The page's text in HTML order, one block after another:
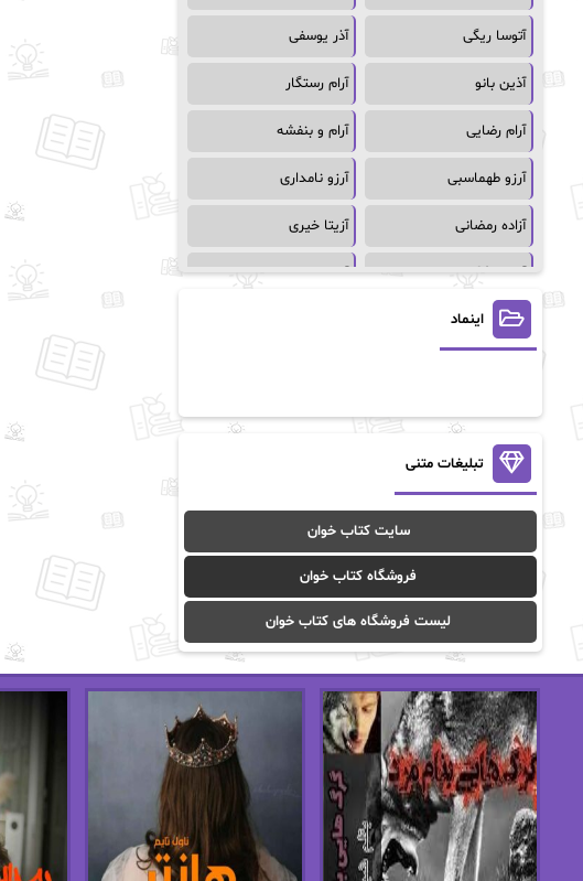
آتوسا ریگی آذر یوسفی
آذین بانو آرام رستگار
آرام رضایی آرام و بنفشه
آرزو طهماسبی آرزو نامداری
آزاده رمضانی آزیتا خیری
آسمان64 آسمان۶۵
آسیه احمدی
آن ماری سلینکو آنا تاد
آنالیا
آوا موسوی آیدا (Aixi)
آیدا باقری آیسان صادقی
ا_اصغر زاده ا_اصغرزاده
اریک مورگنشترن از نیلوفر لاری
استفانی مهیر استل مسکم
اسما کافی اصغر زاده
افسانه سماوات اکرم محمدی
ال جی اسمیت الف صاد
اینماد
تبلیغات متنی
سایت کتاب خوان
فروشگاه کتاب خوان
لیست فروشگاه های کتاب خوان